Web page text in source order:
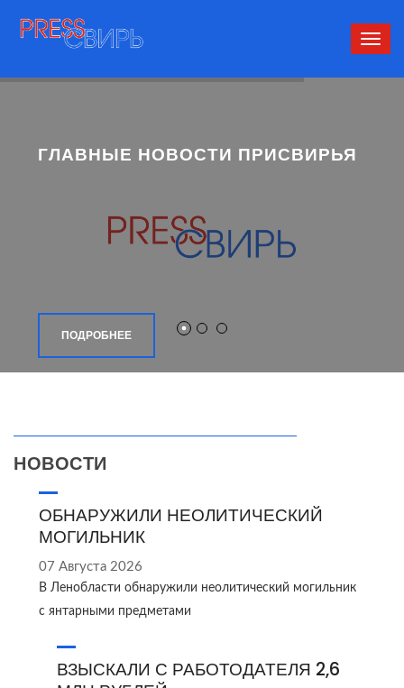
ГЛАВНЫЕ НОВОСТИ ПРИСВИРЬЯ
ПОДРОБНЕЕ
НОВОСТИ
ОБНАРУЖИЛИ НЕОЛИТИЧЕСКИЙ
МОГИЛЬНИК
07 Августа 2026
В Ленобласти обнаружили неолитический могильник
с янтарными предметами
ВЗЫСКАЛИ С РАБОТОДАТЕЛЯ 2,6